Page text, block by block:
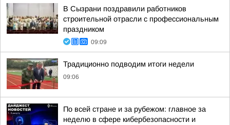
В Сызрани поздравили работников
строительной отрасли с профессиональным
праздником
09:09
Традиционно подводим итоги недели
09:06
По всей стране и за рубежом: главное за
неделю в сфере кибербезопасности и